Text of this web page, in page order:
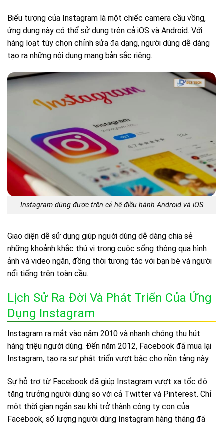
Biểu tượng của Instagram là một chiếc camera cầu vồng,
ứng dụng này có thể sử dụng trên cả iOS và Android. Với
hàng loạt tùy chọn chỉnh sửa đa dạng, người dùng dễ dàng
tạo ra những nội dung mang bản sắc riêng.
Instagram dùng được trên cả hệ điều hành Android và iOS
Giao diện dễ sử dụng giúp người dùng dễ dàng chia sẻ
những khoảnh khắc thú vị trong cuộc sống thông qua hình
ảnh và video ngắn, đồng thời tương tác với bạn bè và người
nổi tiếng trên toàn cầu.
Lịch Sử Ra Đời Và Phát Triển Của Ứng
Dụng Instagram
Instagram ra mắt vào năm 2010 và nhanh chóng thu hút
hàng triệu người dùng. Đến năm 2012, Facebook đã mua lại
Instagram, tạo ra sự phát triển vượt bậc cho nền tảng này.
Sự hỗ trợ từ Facebook đã giúp Instagram vượt xa tốc độ
tăng trưởng người dùng so với cả Twitter và Pinterest. Chỉ
một thời gian ngắn sau khi trở thành công ty con của
Facebook, số lượng người dùng Instagram hàng tháng đã